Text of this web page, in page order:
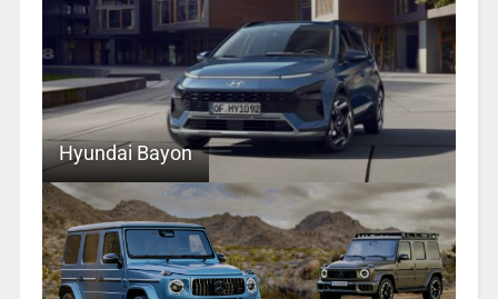
Hyundai Bayon